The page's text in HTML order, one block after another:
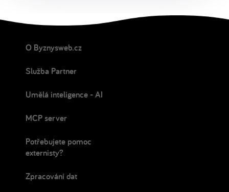
O Byznysweb.cz
Služba Partner
Umělá inteligence - AI
MCP server
Potřebujete pomoc
externisty?
Zpracování dat